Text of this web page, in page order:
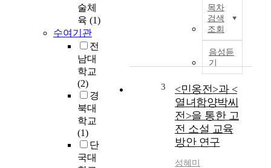
술체
육 (1)
수여기관
전
남대
학교
(2)
경
북대
학교
(1)
단
국대
목차
검색
조회
음성듣
기
3
<민옹전>과 <
열녀함양박씨
전>을 통한 고
전 소설 교육
방안 연구
성혜미